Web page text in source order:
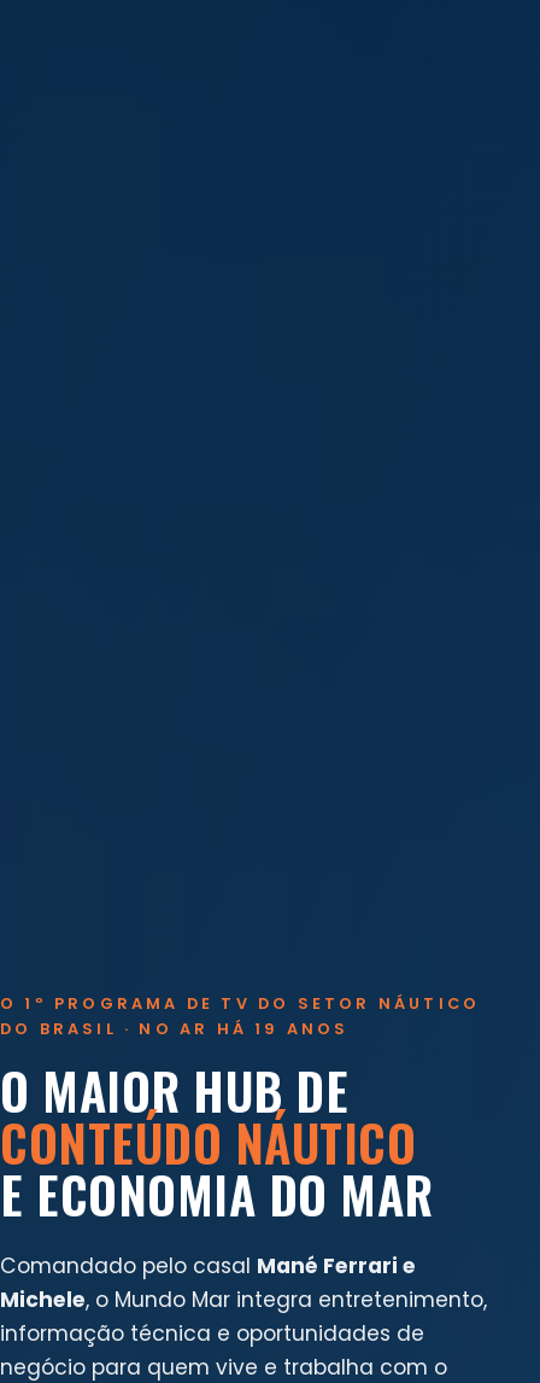
O 1º PROGRAMA DE TV DO SETOR NÁUTICO
DO BRASIL · NO AR HÁ 19 ANOS
O MAIOR HUB DE
CONTEÚDO NÁUTICO
E ECONOMIA DO MAR
Comandado pelo casal Mané Ferrari e
Michele, o Mundo Mar integra entretenimento,
informação técnica e oportunidades de
negócio para quem vive e trabalha com o